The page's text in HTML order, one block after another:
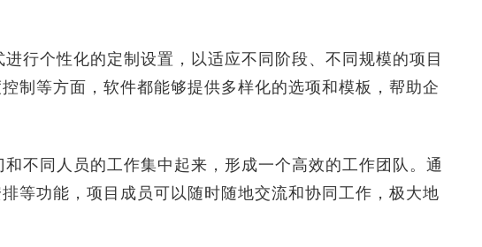
个性化的定制设置，以适应不同阶段、不同规模的项目
制等方面，软件都能够提供多样化的选项和模板，帮助企
同人员的工作集中起来，形成一个高效的工作团队。通
等功能，项目成员可以随时随地交流和协同工作，极大地